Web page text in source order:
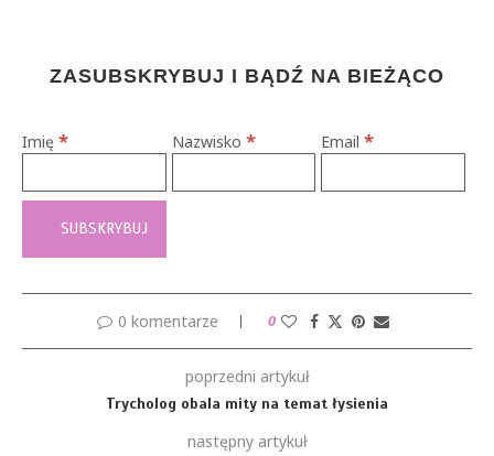
ZASUBSKRYBUJ I BĄDŹ NA BIEŻĄCO
Imię * Nazwisko * Email*
0 komentarze 0
poprzedni artykuł
Trycholog obala mity na temat łysienia
następny artykuł